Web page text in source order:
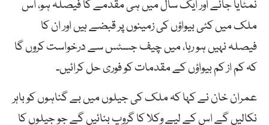
نمٹایا جائے اور ایک سال میں ہی مقدمے کا فیصلہ ہو، اس
ملک میں کئی بیواؤں کی زمینوں پر قبضے ہیں اور ان کا
فیصلہ نہیں ہو رہا، میں چیف جسٹس سے درخواست کروں گا
کہ کم از کم بیواؤں کے مقدمات کو فوری حل کرائیں۔
عمران خان نے کہا کہ ملک کی جیلوں میں بے گناہوں کو باہر
نکالیں گے اس کے لیے وکلا کا گروپ بنائیں گے جو جیلوں کا